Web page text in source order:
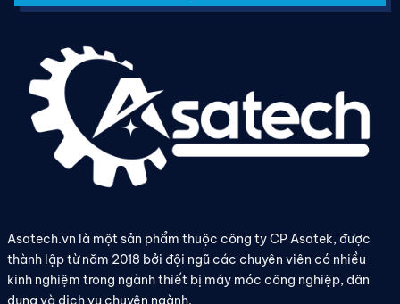
Asatech.vn là một sản phẩm thuộc công ty CP Asatek, được
thành lập từ năm 2018 bởi đội ngũ các chuyên viên có nhiều
kinh nghiệm trong ngành thiết bị máy móc công nghiệp, dân
dụng và dịch vụ chuyên ngành.